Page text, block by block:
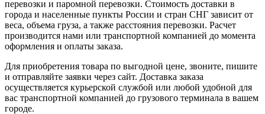
перевозки и паромной перевозки. Стоимость доставки в
города и населенные пункты России и стран СНГ зависит от
веса, объема груза, а также расстояния перевозки. Расчет
производится нами или транспортной компанией до момента
оформления и оплаты заказа.
Для приобретения товара по выгодной цене, звоните, пишите
и отправляйте заявки через сайт. Доставка заказа
осуществляется курьерской службой или любой удобной для
вас транспортной компанией до грузового терминала в вашем
городе.